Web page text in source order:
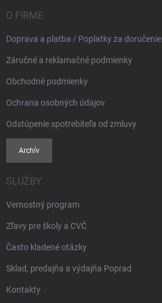
O FIRME
Doprava a platba / Poplatky za doručenie
Záručné a reklamačné podmienky
Obchodné podmienky
Ochrana osobných údajov
Odstúpenie spotrebiteľa od zmluvy
Archív
SLUŽBY
Vernostný program
Zľavy pre školy a CVČ
Často kladené otázky
Sklad, predajňa a výdajňa Poprad
Kontakty